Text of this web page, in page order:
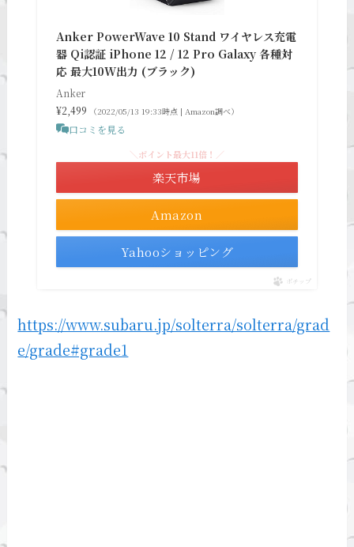
Anker PowerWave 10 Stand ワイヤレス充電
器 Qi認証 iPhone 12 / 12 Pro Galaxy 各種対
応 最大10W出力 (ブラック)
Anker
¥2,499
（2022/05/13 19:33時点 | Amazon調べ）
口コミを見る
Amazon
＼ポイント最大11倍！／
楽天市場
Yahooショッピング
ポチップ
https://www.subaru.jp/solterra/solterra/grad
e/grade#grade1